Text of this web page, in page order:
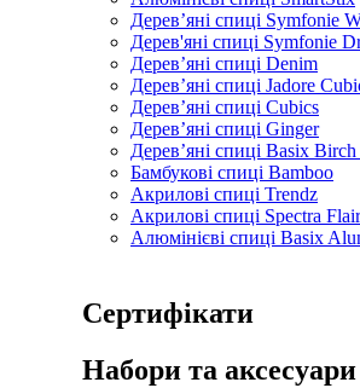
Дерев’яні спиці Symfonie
Дерев'яні спиці Symfonie
Дерев’яні спиці Denim
Дерев’яні спиці Jadore
Дерев’яні спиці Cubics
Дерев’яні спиці Ginger
Дерев’яні спиці Basix
Бамбукові спиці Bamboo
Акрилові спиці Trendz
Акрилові спиці Spectra
Алюмінієві спиці Basix
Сертифікати
Набори та